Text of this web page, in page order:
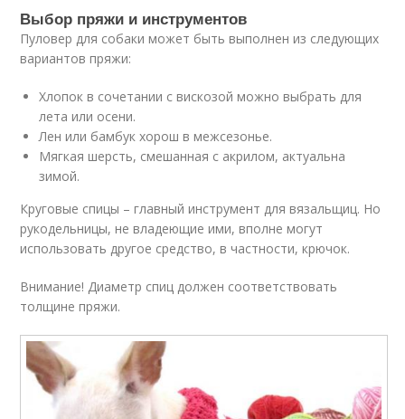
Выбор пряжи и инструментов
Пуловер для собаки может быть выполнен из следующих
вариантов пряжи:
Хлопок в сочетании с вискозой можно выбрать для
лета или осени.
Лен или бамбук хорош в межсезонье.
Мягкая шерсть, смешанная с акрилом, актуальна
зимой.
Круговые спицы – главный инструмент для вязальщиц. Но
рукодельницы, не владеющие ими, вполне могут
использовать другое средство, в частности, крючок.
Внимание! Диаметр спиц должен соответствовать
толщине пряжи.